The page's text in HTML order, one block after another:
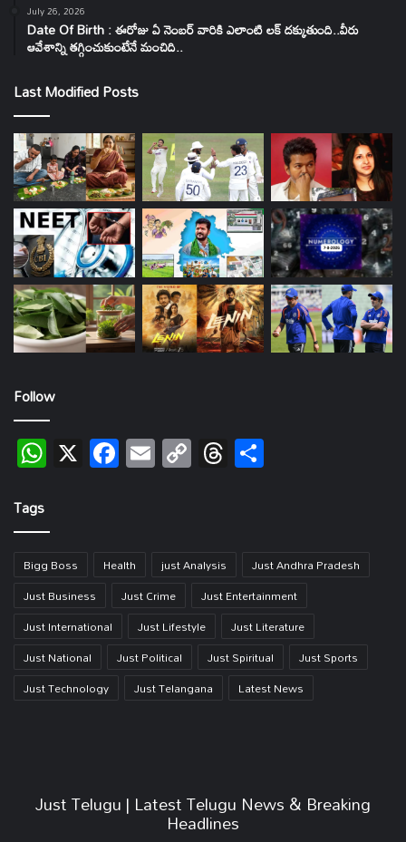
July 26, 2026
Date Of Birth : ఈరోజు ఏ నెంబర్ వారికి ఎలాంటి లక్ దక్కుతుంది..వీరు
ఆవేశాన్ని తగ్గించుకుంటేనే మంచిది..
Last Modified Posts
Follow
WhatsApp
X Facebook
EmailCopy
Link
Threads
Tags
Bigg Boss Health just Analysis
Just Andhra Pradesh
Just Business
Just Crime
Just Entertainment
Just International
Just Lifestyle
Just Literature
Just National
Just Political Just Spiritual
Just Sports
Just Technology
Just Telangana Latest News
Just Telugu | Latest Telugu News & Breaking
Headlines